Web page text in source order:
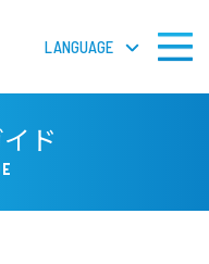
LANGUAGE
ド